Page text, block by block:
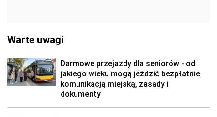
Warte uwagi
Darmowe przejazdy dla seniorów - od
jakiego wieku mogą jeździć bezpłatnie
komunikacją miejską, zasady i
dokumenty